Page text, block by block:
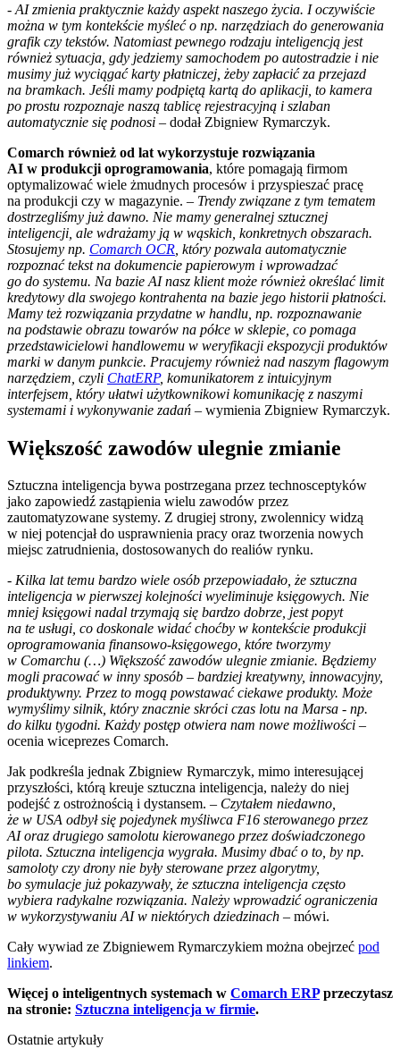
- AI zmienia praktycznie każdy aspekt naszego życia. I oczywiście
można w tym kontekście myśleć o np. narzędziach do generowania
grafik czy tekstów. Natomiast pewnego rodzaju inteligencją jest
również sytuacja, gdy jedziemy samochodem po autostradzie i nie
musimy już wyciągać karty płatniczej, żeby zapłacić za przejazd
na bramkach. Jeśli mamy podpiętą kartą do aplikacji, to kamera
po prostu rozpoznaje naszą tablicę rejestracyjną i szlaban
automatycznie się podnosi – dodał Zbigniew Rymarczyk.
Comarch również od lat wykorzystuje rozwiązania
AI w produkcji oprogramowania, które pomagają firmom
optymalizować wiele żmudnych procesów i przyspieszać pracę
na produkcji czy w magazynie. – Trendy związane z tym tematem
dostrzegliśmy już dawno. Nie mamy generalnej sztucznej
inteligencji, ale wdrażamy ją w wąskich, konkretnych obszarach.
Stosujemy np. Comarch OCR , który pozwala automatycznie
rozpoznać tekst na dokumencie papierowym i wprowadzać
go do systemu. Na bazie AI nasz klient może również określać limit
kredytowy dla swojego kontrahenta na bazie jego historii płatności.
Mamy też rozwiązania przydatne w handlu, np. rozpoznawanie
na podstawie obrazu towarów na półce w sklepie, co pomaga
przedstawicielowi handlowemu w weryfikacji ekspozycji produktów
marki w danym punkcie. Pracujemy również nad naszym flagowym
narzędziem, czyli ChatERP, komunikatorem z intuicyjnym
interfejsem, który ułatwi użytkownikowi komunikację z naszymi
systemami i wykonywanie zadań – wymienia Zbigniew Rymarczyk.
Większość zawodów ulegnie zmianie
Sztuczna inteligencja bywa postrzegana przez technosceptyków
jako zapowiedź zastąpienia wielu zawodów przez
zautomatyzowane systemy. Z drugiej strony, zwolennicy widzą
w niej potencjał do usprawnienia pracy oraz tworzenia nowych
miejsc zatrudnienia, dostosowanych do realiów rynku.
- Kilka lat temu bardzo wiele osób przepowiadało, że sztuczna
inteligencja w pierwszej kolejności wyeliminuje księgowych. Nie
mniej księgowi nadal trzymają się bardzo dobrze, jest popyt
na te usługi, co doskonale widać choćby w kontekście produkcji
oprogramowania finansowo-księgowego, które tworzymy
w Comarchu (…) Większość zawodów ulegnie zmianie. Będziemy
mogli pracować w inny sposób – bardziej kreatywny, innowacyjny,
produktywny. Przez to mogą powstawać ciekawe produkty. Może
wymyślimy silnik, który znacznie skróci czas lotu na Marsa - np.
do kilku tygodni. Każdy postęp otwiera nam nowe możliwości –
ocenia wiceprezes Comarch.
Jak podkreśla jednak Zbigniew Rymarczyk, mimo interesującej
przyszłości, którą kreuje sztuczna inteligencja, należy do niej
podejść z ostrożnością i dystansem. – Czytałem niedawno,
że w USA odbył się pojedynek myśliwca F16 sterowanego przez
AI oraz drugiego samolotu kierowanego przez doświadczonego
pilota. Sztuczna inteligencja wygrała. Musimy dbać o to, by np.
samoloty czy drony nie były sterowane przez algorytmy,
bo symulacje już pokazywały, że sztuczna inteligencja często
wybiera radykalne rozwiązania. Należy wprowadzić ograniczenia
w wykorzystywaniu AI w niektórych dziedzinach – mówi.
Cały wywiad ze Zbigniewem Rymarczykiem można obejrzeć pod
linkiem.
Więcej o inteligentnych systemach w Comarch ERPprzeczytasz
na stronie: Sztuczna inteligencja w firmie.
Ostatnie artykuły